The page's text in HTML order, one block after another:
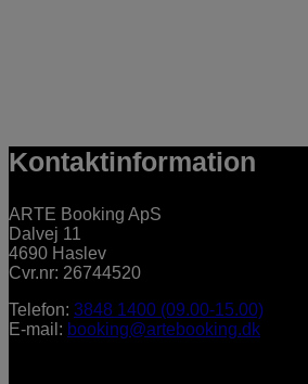
Kontaktinformation
ARTE Booking ApS
Dalvej 11
4690 Haslev
Cvr.nr: 26744520
Telefon: 3848 1400 (09.00-15.00)
E-mail: booking@artebooking.dk